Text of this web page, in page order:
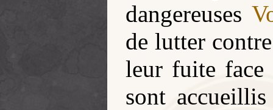
dangereuses
de lutter
leur fuite
sont